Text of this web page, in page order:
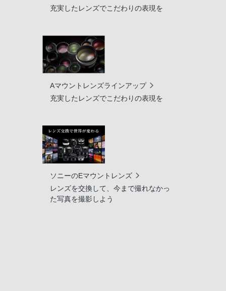
充実したレンズでこだわりの表現を
Aマウントレンズラインアップ
充実したレンズでこだわりの表現を
ソニーのEマウントレンズ
レンズを交換して、今まで撮れなかっ
た写真を撮影しよう